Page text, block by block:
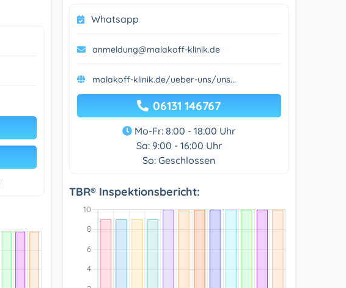
Whatsapp
anmeldung@malakoff-klinik.de
malakoff-klinik.de/ueber-uns/uns...
06131 146767
Mo-Fr: 8:00 - 18:00 Uhr
Sa: 9:00 - 16:00 Uhr
So: Geschlossen
TBR® Inspektionsbericht: